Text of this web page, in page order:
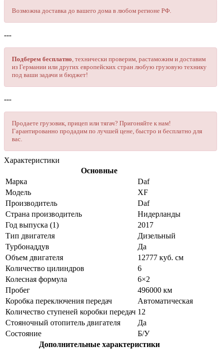
Возможна доставка до вашего дома в любом регионе РФ.
---
Подберем бесплатно , технически проверим, растаможим и доставим
из Германии или других европейских стран любую грузовую технику
под ваши задачи и бюджет!
---
Продаете грузовик, прицеп или тягач? Пригоняйте к нам!
Гарантированно продадим по лучшей цене, быстро и бесплатно для
вас.
Характеристики
Основные
Марка
Daf
Модель
XF
Производитель
Daf
Страна производитель
Нидерланды
Год выпуска (1)
2017
Тип двигателя
Дизельный
Турбонаддув
Да
Объем двигателя
12777 куб. см
Количество цилиндров
6
Колесная формула
6×2
Пробег
496000 км
Коробка переключения передач
Автоматическая
Количество ступеней коробки передач 12
Стояночный отопитель двигателя
Да
Состояние
Б/У
Дополнительные характеристики